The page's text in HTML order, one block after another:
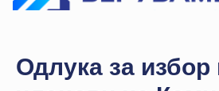
НА
Одлука за избор